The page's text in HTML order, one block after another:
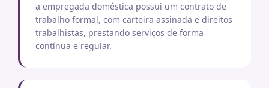
a empregada doméstica possui um contrato de
trabalho formal, com carteira assinada e direitos
trabalhistas, prestando serviços de forma
contínua e regular.